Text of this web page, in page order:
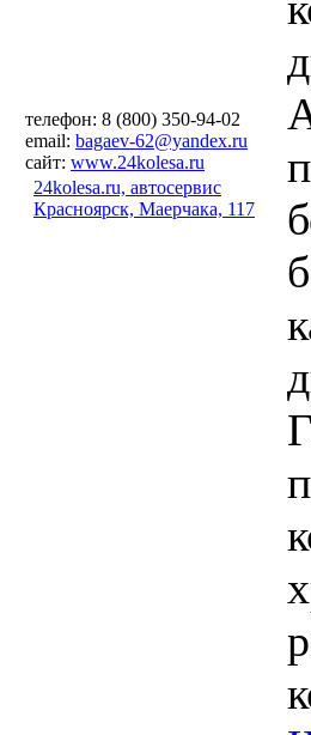
телефон: 8 (800) 350-94-02
email: bagaev-62@yandex.ru
сайт: www.24kolesa.ru
24kolesa.ru, автосервис
Красноярск, Маерчака, 117